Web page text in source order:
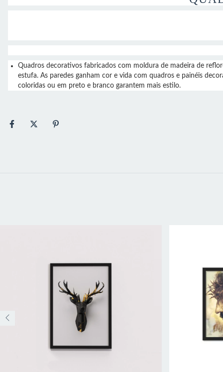
Quadros decorativos fabricados com moldura de madeira de
estufa. As paredes ganham cor e vida com quadros e painéis
coloridas ou em preto e branco garantem mais estilo.